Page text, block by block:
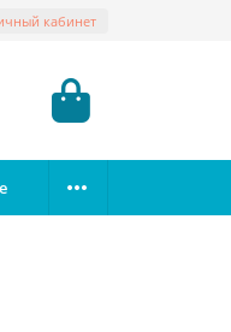
кабинет